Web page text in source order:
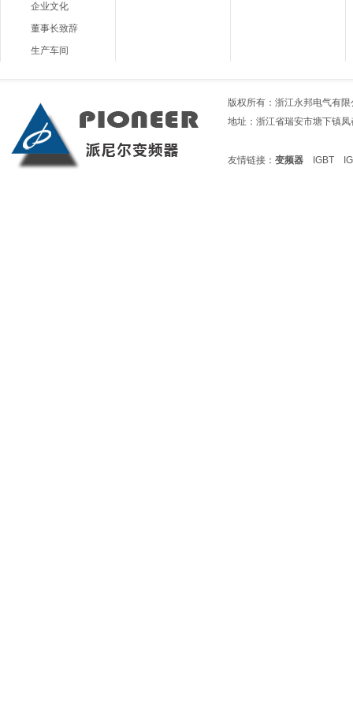
企业文化
董事长致辞
生产车间
版权所有：浙江永邦电气有
地址：浙江省瑞安市塘下镇
友情链接： 变频器 IGBT